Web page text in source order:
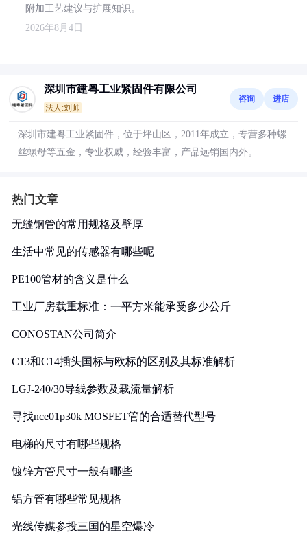
附加工艺建议与扩展知识。
2026年8月4日
深圳市建粤工业紧固件有限公司
法人:刘帅
咨询 进店
深圳市建粤工业紧固件，位于坪山区，2011年成立，专营多种螺
丝螺母等五金，专业权威，经验丰富，产品远销国内外。
热门文章
无缝钢管的常用规格及壁厚
生活中常见的传感器有哪些呢
PE100管材的含义是什么
工业厂房载重标准：一平方米能承受多少公斤
CONOSTAN公司简介
C13和C14插头国标与欧标的区别及其标准解析
LGJ-240/30导线参数及载流量解析
寻找nce01p30k MOSFET管的合适替代型号
电梯的尺寸有哪些规格
镀锌方管尺寸一般有哪些
铝方管有哪些常见规格
光线传媒参投三国的星空爆冷